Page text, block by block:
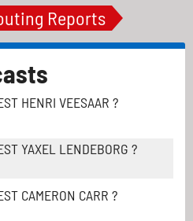
Reports
HENRI VEESAAR ?
YAXEL LENDEBORG ?
CAMERON CARR ?